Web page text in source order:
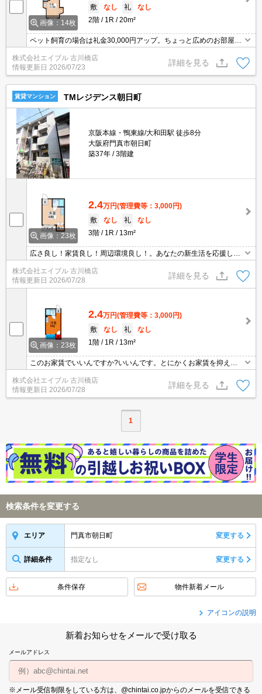
画像：14枚
敷 なし 礼
なし
2階
1R 20m²
ペット飼育の場合は礼金30,000円アップ。ちょっと広めのお部屋を
お探しのあなたへ。
株式会社エイブル 古川橋店
情報更新日 2026/07/23
詳細を見る
賃貸マンション TMレジデンス朝日町
京阪本線・鴨東線/大和田駅 徒歩8分
大阪府門真市朝日町
築37年
3階建
画像：23枚
2.4万円(管理費等：3,000円)
敷
なし 礼
なし
3階
1R 13m²
広さ良し！家賃良し！周辺環境良し！。あなたの新生活を応援しま
す。実物を見てお確かめください。ぜひお問合せください。住環境
をあなたの目でお確かめください。
株式会社エイブル 古川橋店
情報更新日 2026/07/28
詳細を見る
画像：23枚
2.4万円(管理費等：3,000円)
敷
なし 礼
なし
1階
1R 13m²
このお家賃でいいんですか?いいんです。とにかくお家賃を抑えた
い方にオススメ!。初期費用も抑えれますよ。保証人不要。最寄り駅
まで徒歩8分！。住環境も静かで安心ですよ。ぜひお問い合わせく
ださい!。
株式会社エイブル 古川橋店
情報更新日 2026/07/28
詳細を見る
1
検索条件を変更する
エリア 門真市朝日町 変更する
詳細条件 指定なし 変更する
条件保存 物件新着メール
アイコンの説明
新着お知らせをメールで受け取る
メールアドレス
※メール受信制限をしている方は、@chintai.co.jpからのメールを受信できる